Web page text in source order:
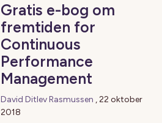
Gratis e-bog om
fremtiden for
Continuous
Performance
Management
David Ditlev Rasmussen ,22 oktober
2018